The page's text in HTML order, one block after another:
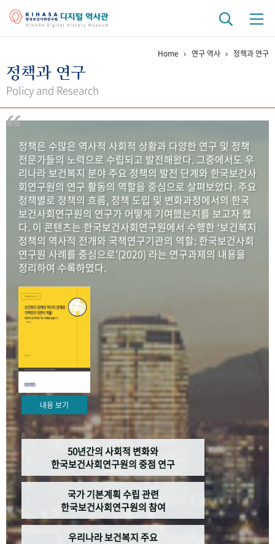
걸어온 길 기관 변천사
연구 역사
정책과 연구 키워드로 보는 연구 역사
연구자들
간행물 변천사
기록물 아카이브
사진 아카이브 문서 기록물 행정박물 영상 기록물
50+1주년 기념
성과 50선 숫자로 보는 50년
세계와 함께 한 KIHASA
VR 역사관
Home 연구 역사 정책과 연구
정책과 연구
Policy and Research
정책은 수많은 역사적 사회적 상황과 다양한 연구 및 정책
전문가들의 노력으로 수립되고 발전해왔다. 그중에서도 우
리나라 보건복지 분야 주요 정책의 발전 단계와 한국보건사
회연구원의 연구 활동의 역할을 중심으로 살펴보았다. 주요
정책별로 정책의 흐름, 정책 도입 및 변화과정에서의 한국
보건사회연구원의 연구가 어떻게 기여했는지를 보고자 했
다. 이 콘텐츠는 한국보건사회연구원에서 수행한 ‘보건복지
정책의 역사적 전개와 국책연구기관의 역할: 한국보건사회
연구원 사례를 중심으로’(2020) 라는 연구과제의 내용을
정리하여 수록하였다.
내용 보기
50년간의 사회적 변화와
한국보건사회연구원의 중점 연구
국가 기본계획 수립 관련
한국보건사회연구원의 참여
우리나라 보건복지 주요